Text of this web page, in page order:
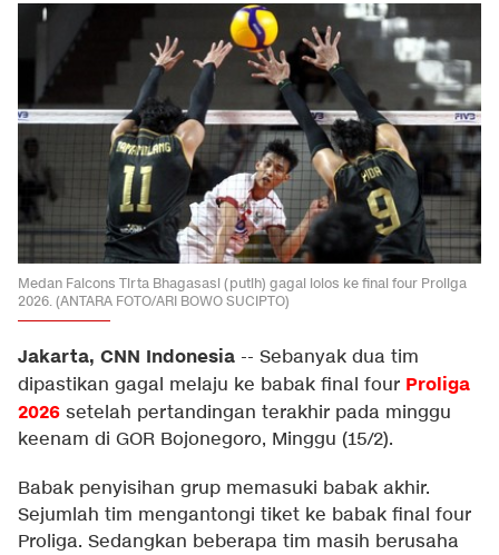
Medan Falcons Tirta Bhagasasi (putih) gagal lolos ke final four Proliga
2026. (ANTARA FOTO/ARI BOWO SUCIPTO)
Jakarta, CNN Indonesia -- Sebanyak dua tim
dipastikan gagal melaju ke babak final four Proliga
2026 setelah pertandingan terakhir pada minggu
keenam di GOR Bojonegoro, Minggu (15/2).
Babak penyisihan grup memasuki babak akhir.
Sejumlah tim mengantongi tiket ke babak final four
Proliga. Sedangkan beberapa tim masih berusaha